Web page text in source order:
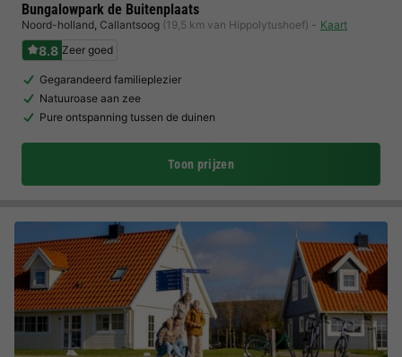
Bungalowpark de Buitenplaats
Noord-holland, Callantsoog (19,5 km van Hippolytushoef) Kaart
8.8 Zeer goed
Gegarandeerd familieplezier
Natuuroase aan zee
Pure ontspanning tussen de duinen
Toon prijzen